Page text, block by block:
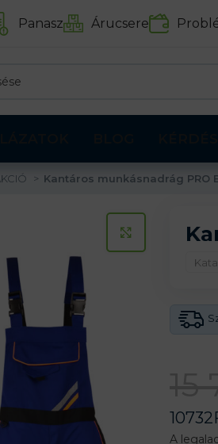
Panasz Árucsere
Kantáros munkásnadrág PRO
KATTINTS
10732
A